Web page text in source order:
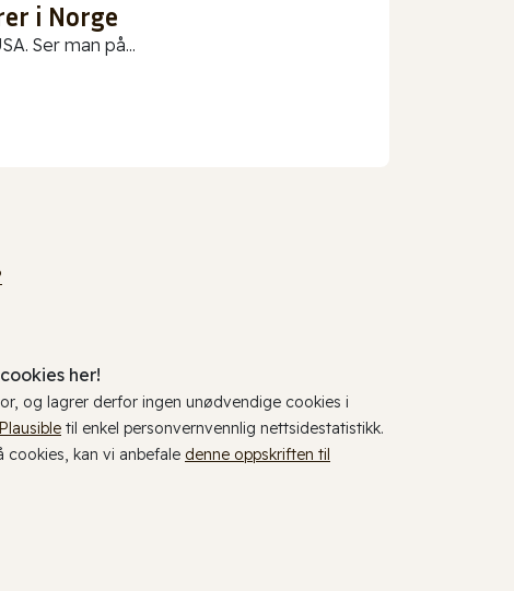
i Norge
Ser man på...
her!
og lagrer derfor ingen unødvendige cookies i
Plausible til enkel personvernvennlig nettsidestatistikk.
cookies, kan vi anbefale denne oppskriften til